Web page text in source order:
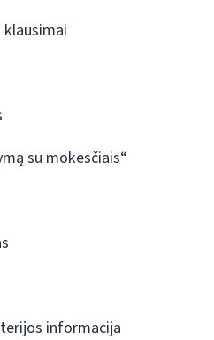
klausimai
su mokesčiais“
informacija